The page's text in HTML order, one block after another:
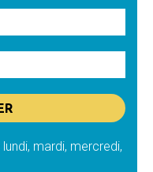
mardi, mercredi,